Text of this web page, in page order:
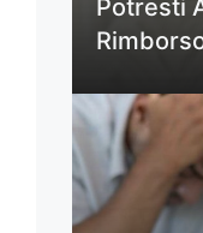
Potresti